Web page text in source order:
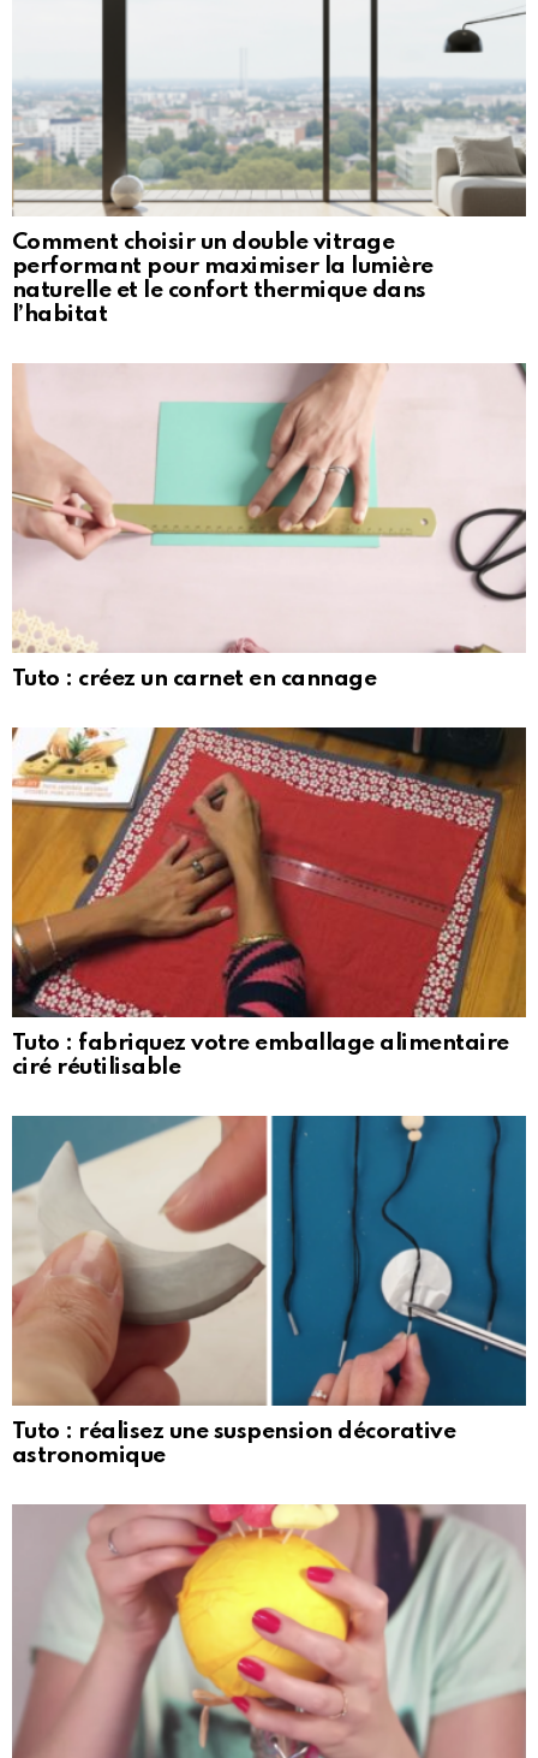
Comment choisir un double vitrage
performant pour maximiser la lumière
naturelle et le confort thermique dans
l’habitat
Tuto : créez un carnet en cannage
Tuto : fabriquez votre emballage alimentaire
ciré réutilisable
Tuto : réalisez une suspension décorative
astronomique